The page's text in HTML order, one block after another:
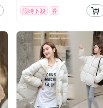
限時下殺 券